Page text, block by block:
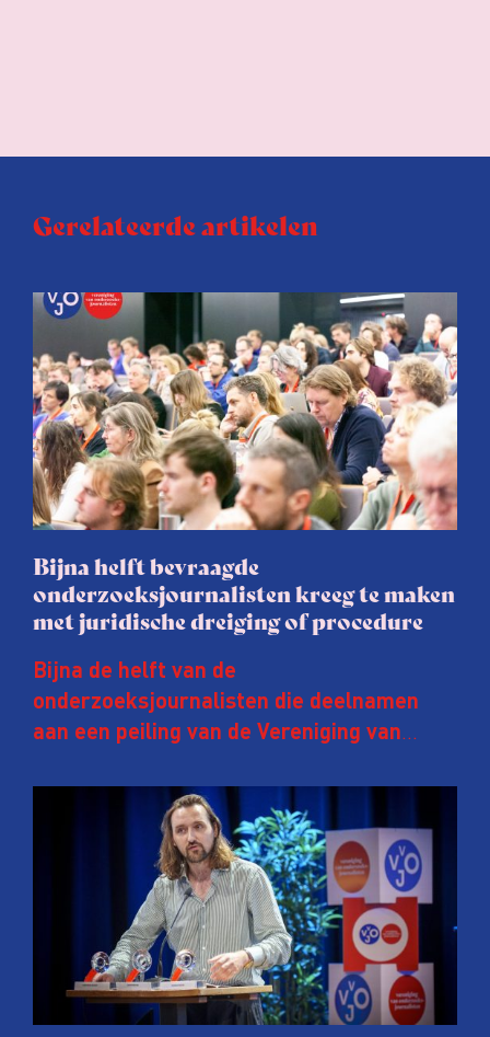
Gerelateerde artikelen
Bijna helft bevraagde
onderzoeksjournalisten kreeg te maken
met juridische dreiging of procedure
Bijna de helft van de
onderzoeksjournalisten die deelnamen
aan een peiling van de Vereniging van
afgelopen twee jaar te maken met
juridische dreiging of een juridische
procedure rond het eigen werk. Dat kost
journalisten tijd, ook ervaren zij stress en
soms worden publicaties aangepast of
gaat de hele publicatie zelfs niet door.